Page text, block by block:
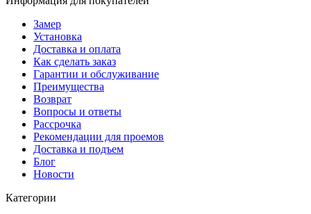
Замер
Установка
Доставка и оплата
Как сделать заказ
Гарантии и обслуживание
Преимущества
Возврат
Вопросы и ответы
Рассрочка
Рекомендации для проемов
Доставка и подъем
Блог
Новости
Категории